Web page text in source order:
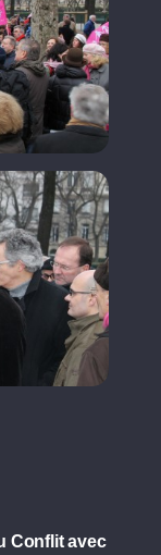
Conflit avec